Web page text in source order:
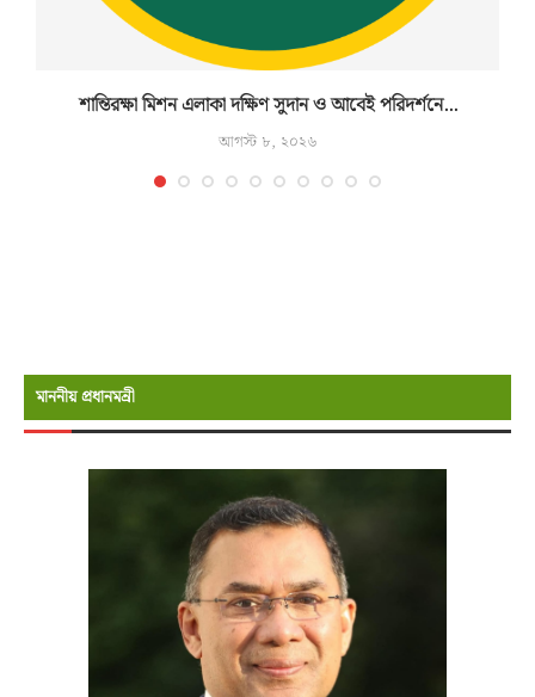
শান্তিরক্ষা মিশন এলাকা দক্ষিণ সুদান ও আবেই পরিদর্শনে...
আগস্ট ৮, ২০২৬
মাননীয় প্রধানমন্রী